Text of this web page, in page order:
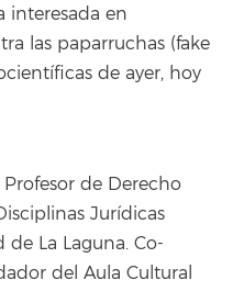
interesada en
las paparruchas (fake
de ayer, hoy
Profesor de Derecho
Jurídicas
de La Laguna. Co-
del Aula Cultural